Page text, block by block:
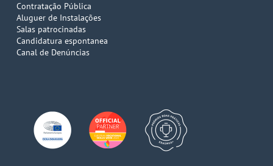
Contratação Pública
Aluguer de Instalações
Salas patrocinadas
Candidatura espontanea
Canal de Denúncias